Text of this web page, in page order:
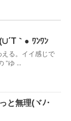
｀● ﾜﾝﾜﾝ
る。イイ感じで
”ゆ ...
と無理(ヾﾉ･